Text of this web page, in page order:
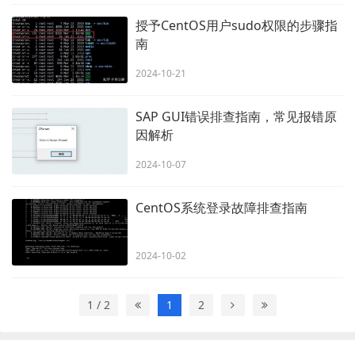
授予CentOS用户sudo权限的步骤指
南
2024-10-21
SAP GUI错误排查指南，常见报错原
因解析
2024-10-07
CentOS系统登录故障排查指南
2024-10-02
1 / 2 1 2